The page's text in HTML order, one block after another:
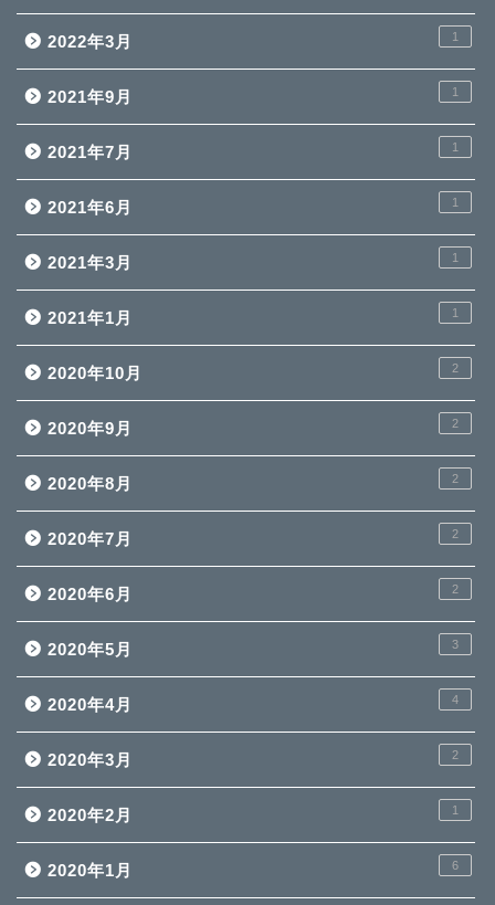
2022年3月 1
2021年9月 1
2021年7月 1
2021年6月 1
2021年3月 1
2021年1月 1
2020年10月 2
2020年9月 2
2020年8月 2
2020年7月 2
2020年6月 2
2020年5月 3
2020年4月 4
2020年3月 2
2020年2月 1
2020年1月 6